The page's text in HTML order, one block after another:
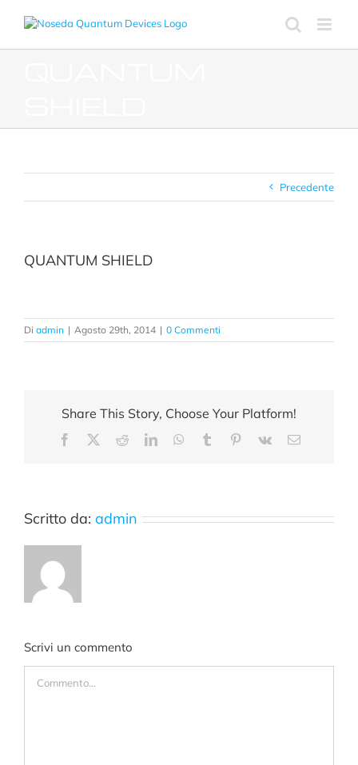
Precedente
QUANTUM SHIELD
Di admin | Agosto 29th, 2014 | 0 Commenti
Share This Story, Choose Your Platform!
Facebook RedditLinkedInWhatsApp
Tumblr Pinterest
Vk Email
Scritto da: admin
Scrivi un commento